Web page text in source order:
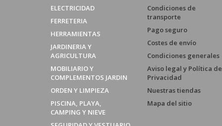
ELECTRICIDAD
FERRETERIA
HERRAMIENTAS
JARDINERIA Y
AGRICULTURA
MOBILIARIO Y
COMPLEMENTOS JARDIN
ORDEN Y LIMPIEZA
PISCINA, PLAYA,
CAMPING Y NIEVE
Condiciones de
transporte
Pago seguro
Costes de envío
Condiciones generales
Aviso legal y Política de
Privacidad
Nuestras tiendas
Mapa del sitio